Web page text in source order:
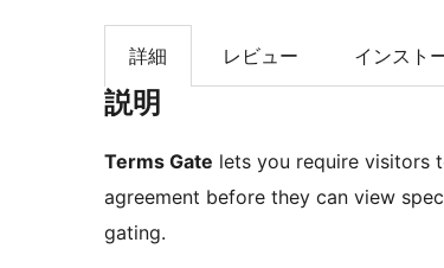
索
詳細 レビュー インスト
説明
Terms Gate lets you require visitors
agreement before they can view
gating.